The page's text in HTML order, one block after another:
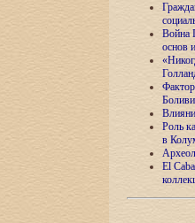
Война
основ
Роль
в
El